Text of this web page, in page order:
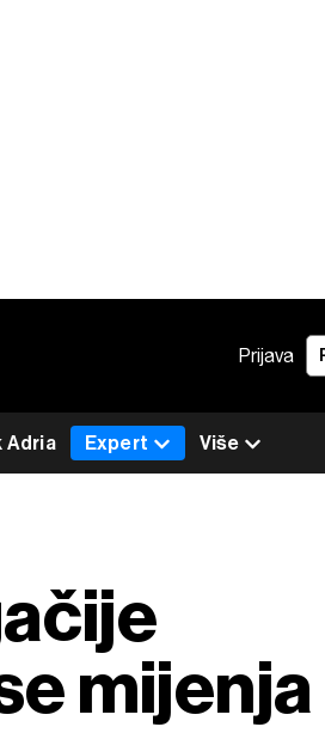
Prijava
Adria Expert Više
mijenja